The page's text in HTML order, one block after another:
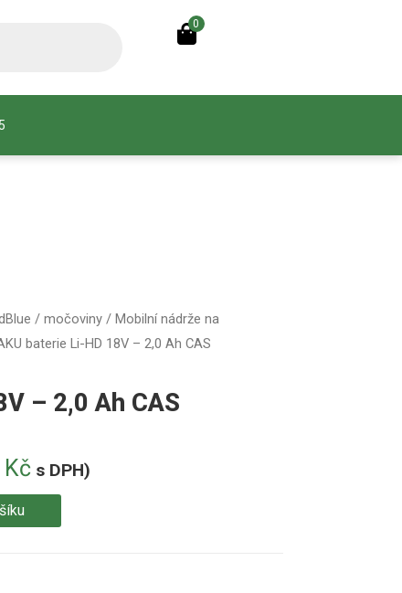
0
/ močoviny/ Mobilní nádrže na
baterie Li-HD 18V – 2,0 Ah CAS
– 2,0 Ah CAS
Kčs DPH)